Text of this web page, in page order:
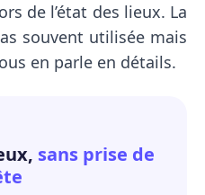
de l’état des lieux. La
souvent utilisée mais
en parle en détails.
sans prise de